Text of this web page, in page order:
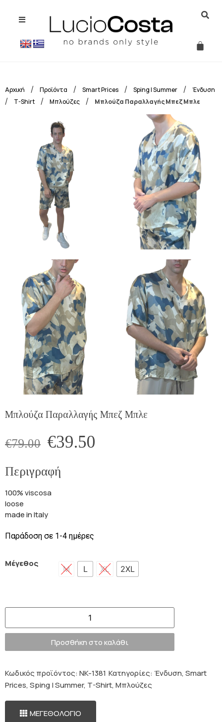
Αρχική / Προϊόντα / Smart Prices / Sping | Summer / Ένδυση
/ T-Shirt / Μπλούζες / Μπλούζα Παραλλαγής Μπεζ Μπλε
Μπλούζα Παραλλαγής Μπεζ Μπλε
€79.00 €39.50
Περιγραφή
100% viscosa
loose
made in Italy
Παράδοση σε 1-4 ημέρες
Μέγεθος
M L XL 2XL
Προσθήκη στο καλάθι
Κωδικός προϊόντος:NK-1381 Κατηγορίες: Ένδυση,Smart
Prices,Sping | Summer, T-Shirt,Μπλούζες
ΜΕΓΕΘΟΛΟΓΙΟ